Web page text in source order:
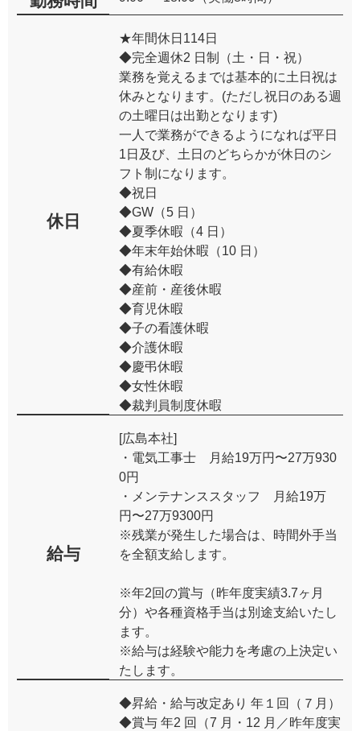
休日
★年間休日114日
◆完全週休2 日制（土・日・祝）
業務を覚えるまでは基本的に土日祝は
休みとなります。(ただし祝日のある週
の土曜日は出勤となります)
一人で業務ができるようになれば平日
1日及び、土日のどちらかが休日のシ
フト制になります。
◆祝日
◆GW（5 日）
◆夏季休暇（4 日）
◆年末年始休暇（10 日）
◆有給休暇
◆産前・産後休暇
◆育児休暇
◆子の看護休暇
◆介護休暇
◆慶弔休暇
◆女性休暇
◆裁判員制度休暇
給与
[広島本社]
・電気工事士 ⽉給19万円〜27万930
0円
・メンテナンススタッフ ⽉給19万
円〜27万9300円
※残業が発生した場合は、時間外手当
を全額支給します。
※年2回の賞与（昨年度実績3.7ヶ月
分）や各種資格手当は別途支給いたし
ます。
※給与は経験や能力を考慮の上決定い
たします。
◆昇給・給与改定あり 年１回（７月）
◆賞与 年2 回（7 月・12 月／昨年度実